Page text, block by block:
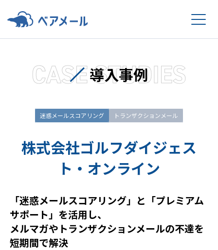
CASE STUDIES
導入事例
迷惑メールスコアリング トランザクションメール
株式会社ゴルフダイジェス
ト・オンライン
「迷惑メールスコアリング」と「プレミアム
サポート」を活用し、
メルマガやトランザクションメールの不達を
短期間で解決